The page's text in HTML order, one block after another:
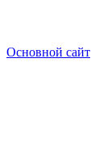
Основной сайт